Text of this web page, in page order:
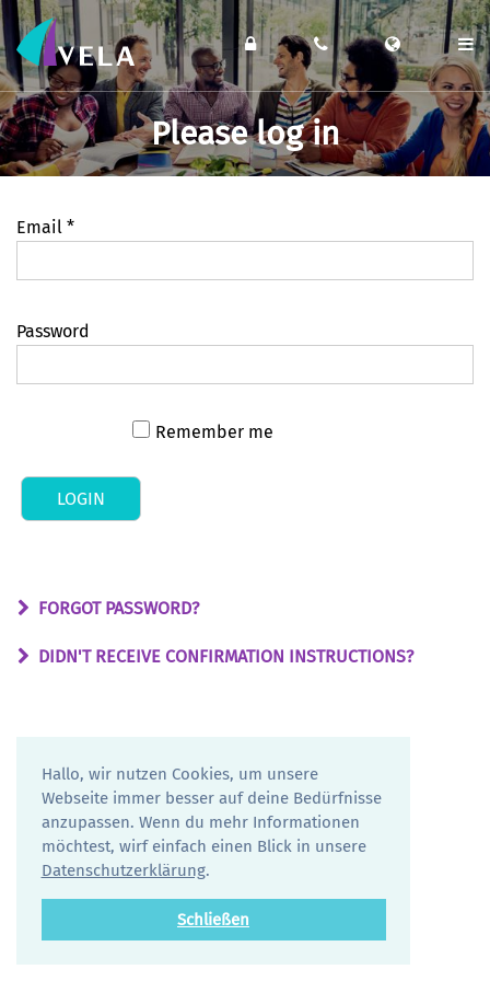
Hallo, wir nutzen Cookies, um unsere
Webseite immer besser auf deine Bedürfnisse
anzupassen. Wenn du mehr Informationen
möchtest, wirf einfach einen Blick in unsere
Datenschutzerklärung.
Schließen
Please log in
Email *
Password
Remember me
FORGOT PASSWORD?
DIDN'T RECEIVE CONFIRMATION INSTRUCTIONS?